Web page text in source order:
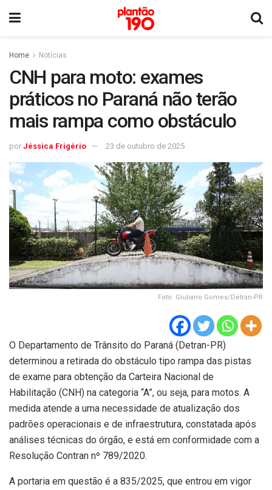
Home Notícias
CNH para moto: exames
práticos no Paraná não terão
mais rampa como obstáculo
por Jéssica Frigério 23 de outubro de 2025
Foto: Giuliano Gomes/Detran-PR
O Departamento de Trânsito do Paraná (Detran-PR)
determinou a retirada do obstáculo tipo rampa das pistas
de exame para obtenção da Carteira Nacional de
Habilitação (CNH) na categoria “A”, ou seja, para motos. A
medida atende a uma necessidade de atualização dos
padrões operacionais e de infraestrutura, constatada após
análises técnicas do órgão, e está em conformidade com a
Resolução Contran nº 789/2020.
A portaria em questão é a 835/2025, que entrou em vigor